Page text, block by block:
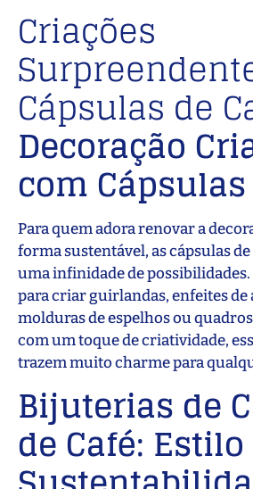
Criações
Cápsulas de
Decoração
com
Para quem adora renovar a
forma sustentável, as cápsulas
uma infinidade de
para criar guirlandas, enfeites de
molduras de espelhos ou
com um toque de criatividade,
trazem muito charme para
Bijuterias de
de Café: